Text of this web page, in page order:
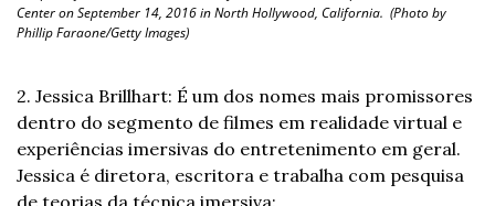
Center on September 14, 2016 in North Hollywood, California.  (Photo by
Phillip Faraone/Getty Images)
2. Jessica Brillhart: É um dos nomes mais promissores
dentro do segmento de filmes em realidade virtual e
experiências imersivas do entretenimento em geral.
Jessica é diretora, escritora e trabalha com pesquisa